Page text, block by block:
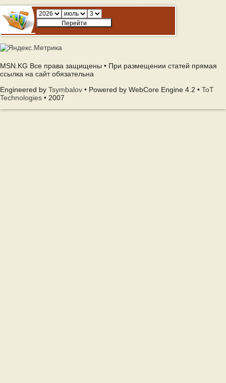
MSN.KG Все права защищены • При размещении статей прямая
ссылка на сайт обязательна
Engineered by Tsymbalov • Powered by WebCore Engine 4.2 • ToT
Technologies • 2007